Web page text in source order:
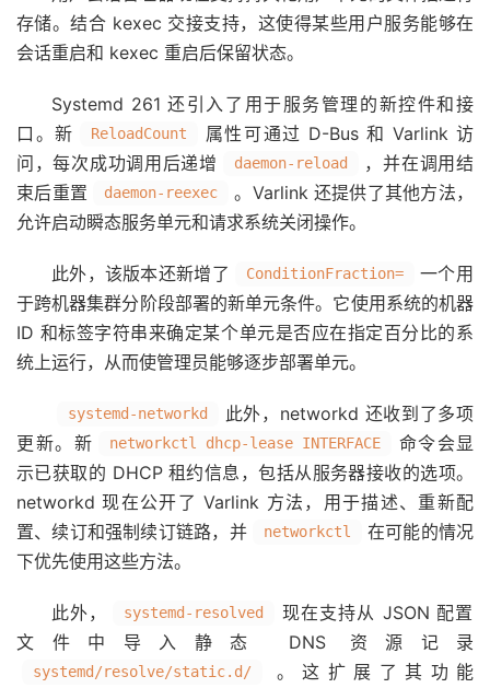
存储。结合 kexec 交接支持，这使得某些用户服务能够在
会话重启和 kexec 重启后保留状态。
Systemd 261 还引入了用于服务管理的新控件和接
口。新
ReloadCount
属性可通过 D-Bus 和 Varlink 访
问，每次成功调用后递增
daemon-reload
，并在调用结
束后重置
daemon-reexec
。Varlink 还提供了其他方法，
允许启动瞬态服务单元和请求系统关闭操作。
此外，该版本还新增了 ConditionFraction=
一个用
于跨机器集群分阶段部署的新单元条件。它使用系统的机器
ID 和标签字符串来确定某个单元是否应在指定百分比的系
统上运行，从而使管理员能够逐步部署单元。
systemd-networkd
此外，networkd 还收到了多项
更新。新
networkctl dhcp-lease INTERFACE
命令会显
示已获取的 DHCP 租约信息，包括从服务器接收的选项。
networkd 现在公开了 Varlink 方法，用于描述、重新配
置、续订和强制续订链路，并
networkctl
在可能的情况
下优先使用这些方法。
此外， systemd-resolved
现在支持从 JSON 配置
文件中导入静态 DNS 资源记录
systemd/resolve/static.d/ 。这扩展了其功能